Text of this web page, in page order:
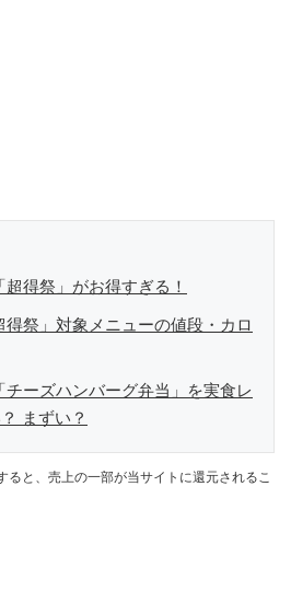
得祭」がお得すぎる！
祭」対象メニューの値段・カロ
ーズハンバーグ弁当」を実食レ
まずい？
ると、売上の一部が当サイトに還元されるこ